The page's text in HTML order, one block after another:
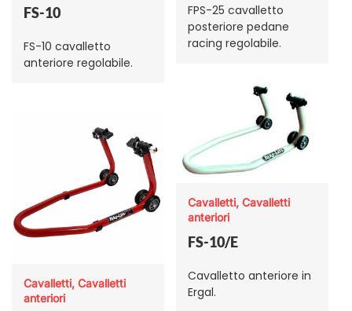
FPS-25 cavalletto
posteriore pedane
racing regolabile.
FS-10
FS-10 cavalletto
anteriore regolabile.
Cavalletti, Cavalletti
anteriori
FS-10/E
Cavalletto anteriore in
Ergal.
Cavalletti, Cavalletti
anteriori